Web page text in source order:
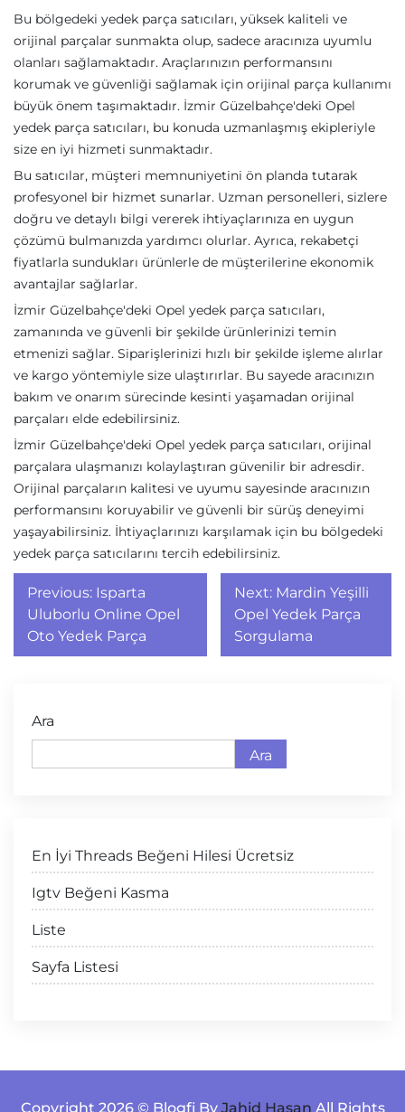
Bu bölgedeki yedek parça satıcıları, yüksek kaliteli ve
orijinal parçalar sunmakta olup, sadece aracınıza uyumlu
olanları sağlamaktadır. Araçlarınızın performansını
korumak ve güvenliği sağlamak için orijinal parça kullanımı
büyük önem taşımaktadır. İzmir Güzelbahçe'deki Opel
yedek parça satıcıları, bu konuda uzmanlaşmış ekipleriyle
size en iyi hizmeti sunmaktadır.
Bu satıcılar, müşteri memnuniyetini ön planda tutarak
profesyonel bir hizmet sunarlar. Uzman personelleri, sizlere
doğru ve detaylı bilgi vererek ihtiyaçlarınıza en uygun
çözümü bulmanızda yardımcı olurlar. Ayrıca, rekabetçi
fiyatlarla sundukları ürünlerle de müşterilerine ekonomik
avantajlar sağlarlar.
İzmir Güzelbahçe'deki Opel yedek parça satıcıları,
zamanında ve güvenli bir şekilde ürünlerinizi temin
etmenizi sağlar. Siparişlerinizi hızlı bir şekilde işleme alırlar
ve kargo yöntemiyle size ulaştırırlar. Bu sayede aracınızın
bakım ve onarım sürecinde kesinti yaşamadan orijinal
parçaları elde edebilirsiniz.
İzmir Güzelbahçe'deki Opel yedek parça satıcıları, orijinal
parçalara ulaşmanızı kolaylaştıran güvenilir bir adresdir.
Orijinal parçaların kalitesi ve uyumu sayesinde aracınızın
performansını koruyabilir ve güvenli bir sürüş deneyimi
yaşayabilirsiniz. İhtiyaçlarınızı karşılamak için bu bölgedeki
yedek parça satıcılarını tercih edebilirsiniz.
Yazı
gezinmesi
Previous: Isparta
Uluborlu Online Opel
Oto Yedek Parça
Next: Mardin Yeşilli
Opel Yedek Parça
Sorgulama
Ara
Ara
En İyi Threads Beğeni Hilesi Ücretsiz
Igtv Beğeni Kasma
Liste
Sayfa Listesi
Copyright 2026 © Blogfi By Jahid Hasan All Rights